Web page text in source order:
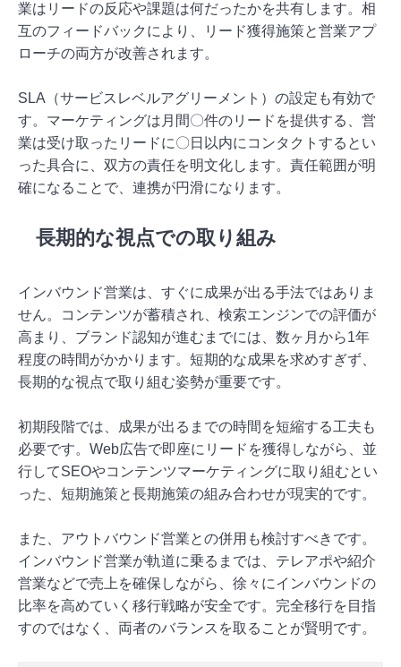
業はリードの反応や課題は何だったかを共有します。相
互のフィードバックにより、リード獲得施策と営業アプ
ローチの両方が改善されます。
SLA（サービスレベルアグリーメント）の設定も有効で
す。マーケティングは月間〇件のリードを提供する、営
業は受け取ったリードに〇日以内にコンタクトするとい
った具合に、双方の責任を明文化します。責任範囲が明
確になることで、連携が円滑になります。
長期的な視点での取り組み
インバウンド営業は、すぐに成果が出る手法ではありま
せん。コンテンツが蓄積され、検索エンジンでの評価が
高まり、ブランド認知が進むまでには、数ヶ月から1年
程度の時間がかかります。短期的な成果を求めすぎず、
長期的な視点で取り組む姿勢が重要です。
初期段階では、成果が出るまでの時間を短縮する工夫も
必要です。Web広告で即座にリードを獲得しながら、並
行してSEOやコンテンツマーケティングに取り組むとい
った、短期施策と長期施策の組み合わせが現実的です。
また、アウトバウンド営業との併用も検討すべきです。
インバウンド営業が軌道に乗るまでは、テレアポや紹介
営業などで売上を確保しながら、徐々にインバウンドの
比率を高めていく移行戦略が安全です。完全移行を目指
すのではなく、両者のバランスを取ることが賢明です。